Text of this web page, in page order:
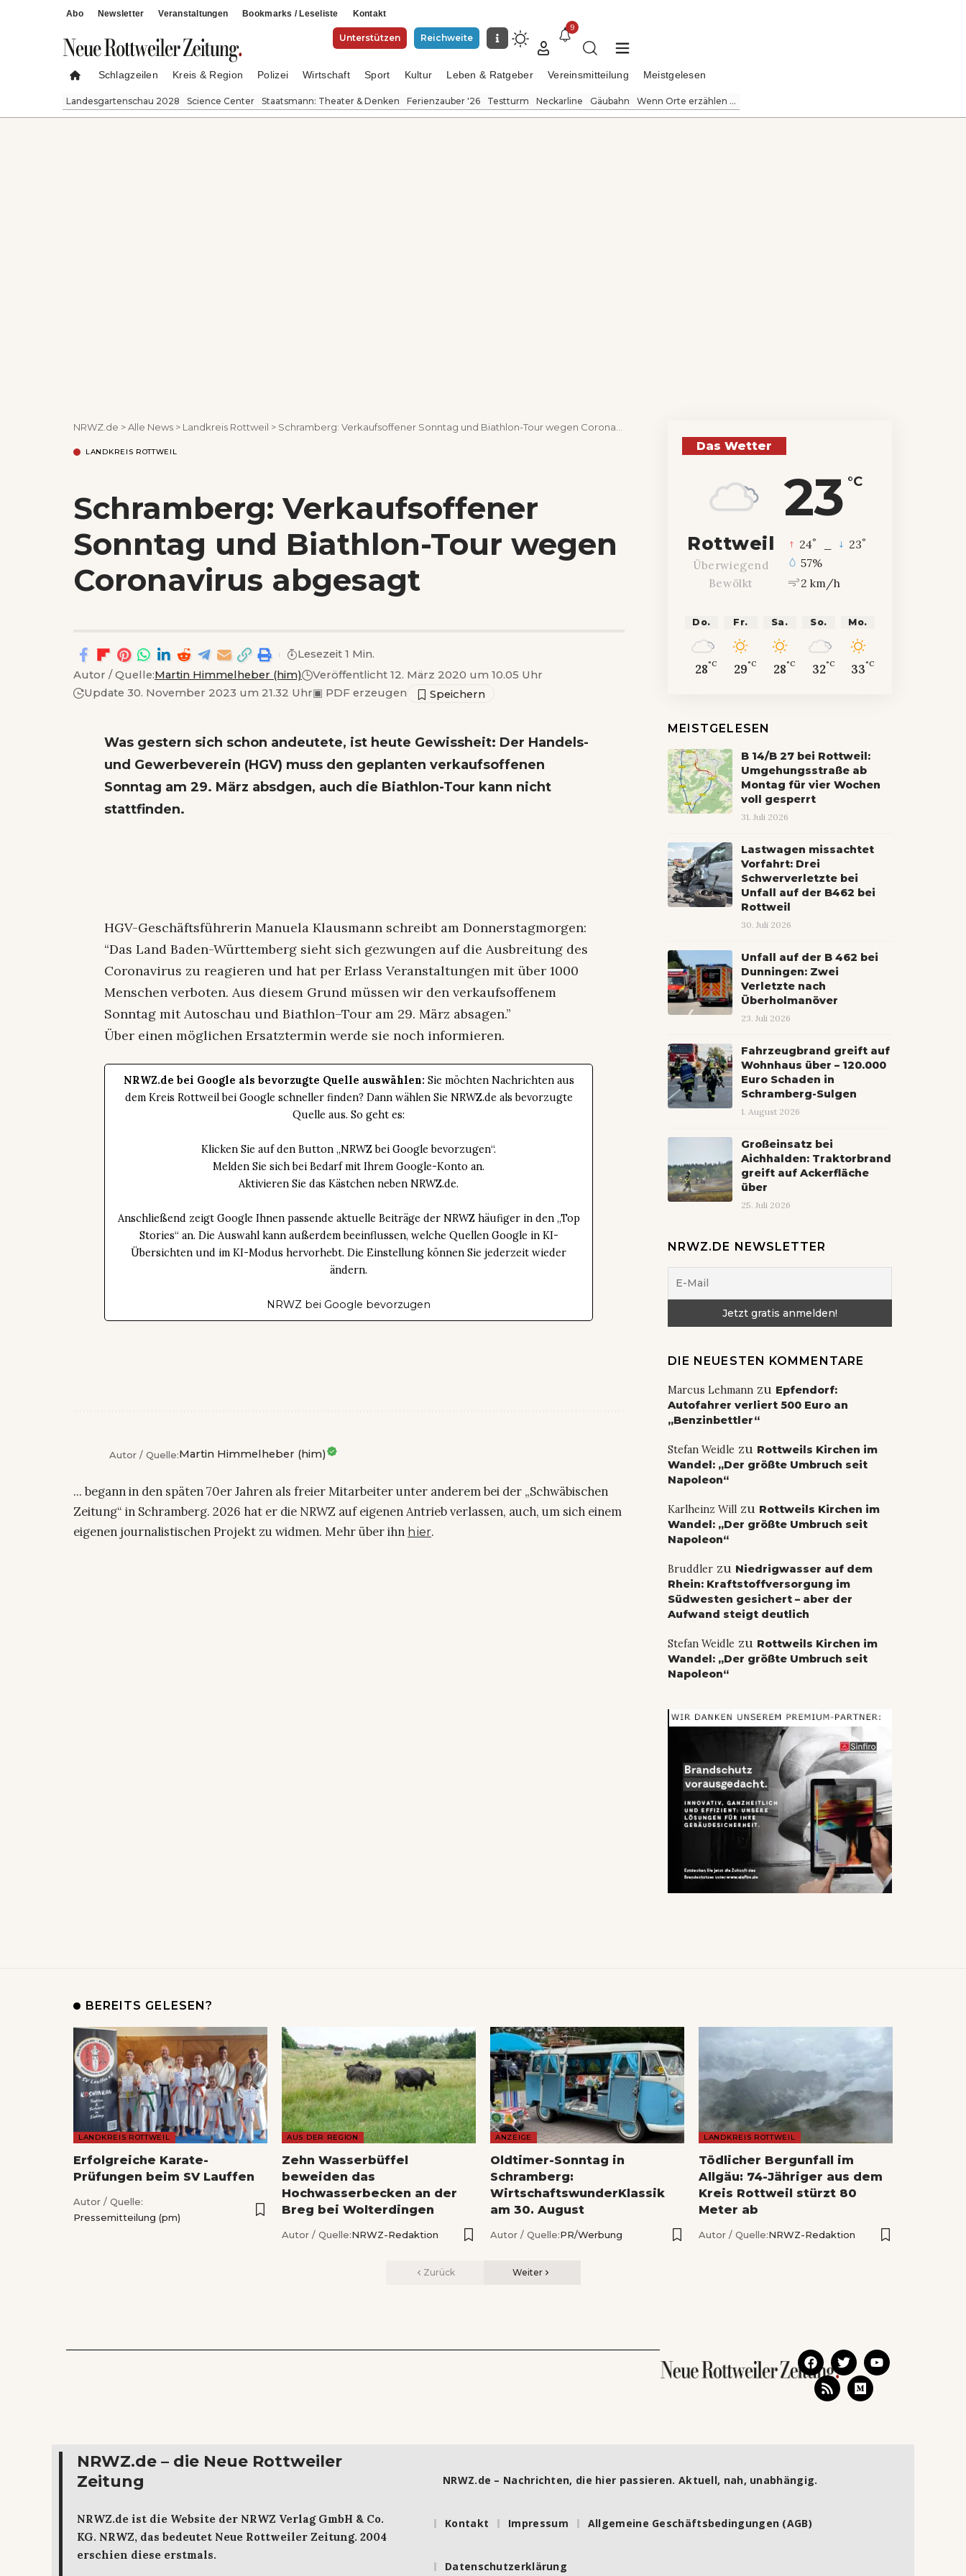
Abo Newsletter Veranstaltungen Bookmarks / Leseliste Kontakt
Unterstützen Reichweite
9
Schlagzeilen Kreis & Region Polizei Wirtschaft Sport Kultur Leben & Ratgeber Vereinsmitteilung Meistgelesen
Landesgartenschau 2028 Science Center Staatsmann: Theater & Denken Ferienzauber '26 Testturm Neckarline Gäubahn Wenn Orte erzählen ...
NRWZ.de >Alle News > Landkreis Rottweil > Schramberg: Verkaufsoffener Sonntag und Biathlon-Tour wegen Coronavirus abgesagt
LANDKREIS ROTTWEIL
Schramberg: Verkaufsoffener
Sonntag und Biathlon-Tour wegen
Coronavirus abgesagt
Autor / Quelle:Martin Himmelheber (him)
Veröffentlicht 12. März 2020 um 10.05 Uhr
Update 30. November 2023 um 21.32 Uhr▣ PDF erzeugen
Lesezeit 1 Min.
Was gestern sich schon andeutete, ist heute Gewissheit: Der Handels-
und Gewerbeverein (HGV) muss den geplanten verkaufsoffenen
Sonntag am 29. März absdgen, auch die Biathlon-Tour kann nicht
stattfinden.
HGV-Geschäftsführerin Manuela Klausmann schreibt am Donnerstagmorgen:
“Das Land Baden-Württemberg sieht sich gezwungen auf die Ausbreitung des
Coronavirus zu reagieren und hat per Erlass Veranstaltungen mit über 1000
Menschen verboten. Aus diesem Grund müssen wir den verkaufsoffenem
Sonntag mit Autoschau und Biathlon–Tour am 29. März absagen.”
Über einen möglichen Ersatztermin werde sie noch informieren.
NRWZ.de bei Google als bevorzugte Quelle auswählen: Sie möchten Nachrichten aus
dem Kreis Rottweil bei Google schneller finden? Dann wählen Sie NRWZ.de als bevorzugte
Quelle aus. So geht es:
Klicken Sie auf den Button „NRWZ bei Google bevorzugen“.
Melden Sie sich bei Bedarf mit Ihrem Google-Konto an.
Aktivieren Sie das Kästchen neben NRWZ.de.
Anschließend zeigt Google Ihnen passende aktuelle Beiträge der NRWZ häufiger in den „Top
Stories“ an. Die Auswahl kann außerdem beeinflussen, welche Quellen Google in KI-
Übersichten und im KI-Modus hervorhebt. Die Einstellung können Sie jederzeit wieder
ändern.
NRWZ bei Google bevorzugen
Autor / Quelle:Martin Himmelheber (him)
... begann in den späten 70er Jahren als freier Mitarbeiter unter anderem bei der „Schwäbischen
Zeitung“ in Schramberg. 2026 hat er die NRWZ auf eigenen Antrieb verlassen, auch, um sich einem
eigenen journalistischen Projekt zu widmen. Mehr über ihn hier.
Das Wetter
23 °C
Rottweil
Überwiegend
Bewölkt
24° 23°
57%
2 km/h
Do.
28°C
Fr.
29°C
Sa.
28°C
So.
32°C
Mo.
33°C
MEISTGELESEN
B 14/B 27 bei Rottweil:
Umgehungsstraße ab
Montag für vier Wochen
voll gesperrt
31. Juli 2026
Lastwagen missachtet
Vorfahrt: Drei
Schwerverletzte bei
Unfall auf der B462 bei
Rottweil
30. Juli 2026
Unfall auf der B 462 bei
Dunningen: Zwei
Verletzte nach
Überholmanöver
23. Juli 2026
Fahrzeugbrand greift auf
Wohnhaus über – 120.000
Euro Schaden in
Schramberg-Sulgen
1. August 2026
Großeinsatz bei
Aichhalden: Traktorbrand
greift auf Ackerfläche
über
25. Juli 2026
NRWZ.DE NEWSLETTER
DIE NEUESTEN KOMMENTARE
Marcus Lehmannzu Epfendorf:
Autofahrer verliert 500 Euro an
„Benzinbettler“
Stefan Weidle zu Rottweils Kirchen im
Wandel: „Der größte Umbruch seit
Napoleon“
Karlheinz Willzu Rottweils Kirchen im
Wandel: „Der größte Umbruch seit
Napoleon“
Bruddlerzu Niedrigwasser auf dem
Rhein: Kraftstoffversorgung im
Südwesten gesichert – aber der
Aufwand steigt deutlich
Stefan Weidle zu Rottweils Kirchen im
Wandel: „Der größte Umbruch seit
Napoleon“
BEREITS GELESEN?
LANDKREIS ROTTWEIL
Erfolgreiche Karate-
Prüfungen beim SV Lauffen
Autor / Quelle:
Pressemitteilung (pm)
AUS DER REGION
Zehn Wasserbüffel
beweiden das
Hochwasserbecken an der
Breg bei Wolterdingen
Autor / Quelle:NRWZ-Redaktion
ANZEIGE
Oldtimer-Sonntag in
Schramberg:
WirtschaftswunderKlassik
am 30. August
Autor / Quelle:PR/Werbung
LANDKREIS ROTTWEIL
Tödlicher Bergunfall im
Allgäu: 74-Jähriger aus dem
Kreis Rottweil stürzt 80
Meter ab
Autor / Quelle:NRWZ-Redaktion
Zurück Weiter
NRWZ.de – die Neue Rottweiler
Zeitung
NRWZ.de ist die Website der NRWZ Verlag GmbH & Co.
KG. NRWZ, das bedeutet Neue Rottweiler Zeitung. 2004
erschien diese erstmals.
NRWZ.de – Nachrichten, die hier passieren. Aktuell, nah, unabhängig.
Kontakt Impressum Allgemeine Geschäftsbedingungen (AGB)
Datenschutzerklärung